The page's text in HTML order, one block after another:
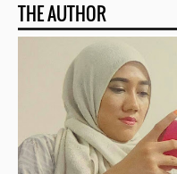
THE AUTHOR